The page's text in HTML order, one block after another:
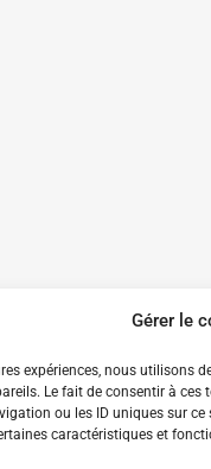
Gérer le
expériences, nous utilisons
Le fait de consentir à ces
ou les ID uniques sur
caractéristiques et